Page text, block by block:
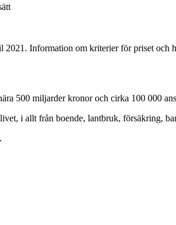
Information om kriterier för priset och
500 miljarder kronor och cirka 100 000
i allt från boende, lantbruk, försäkring,